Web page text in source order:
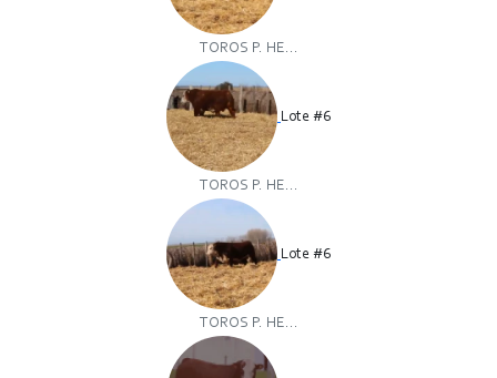
TOROS P. HE...
Lote #6
TOROS P. HE...
Lote #6
TOROS P. HE...